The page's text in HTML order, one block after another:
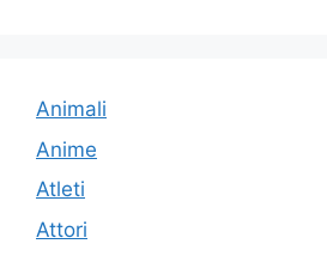
Animali
Anime
Atleti
Attori